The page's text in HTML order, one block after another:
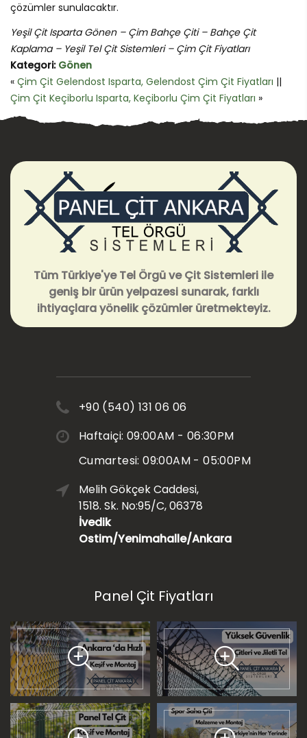
çözümler sunulacaktır.
Yeşil Çit Isparta Gönen – Çim Bahçe Çiti – Bahçe Çit
Kaplama – Yeşil Tel Çit Sistemleri – Çim Çit Fiyatları
Kategori: Gönen
« Çim Çit Gelendost Isparta, Gelendost Çim Çit Fiyatları ||
Çim Çit Keçiborlu Isparta, Keçiborlu Çim Çit Fiyatları »
Tüm Türkiye'ye Tel Örgü ve Çit Sistemleri ile
geniş bir ürün yelpazesi sunarak, farklı
ihtiyaçlara yönelik çözümler üretmekteyiz.
+90 (540) 131 06 06
Haftaiçi: 09:00AM - 06:30PM
Cumartesi: 09:00AM - 05:00PM
Melih Gökçek Caddesi,
1518. Sk. No:95/C, 06378
İvedik
Ostim/Yenimahalle/Ankara
Panel Çit Fiyatları